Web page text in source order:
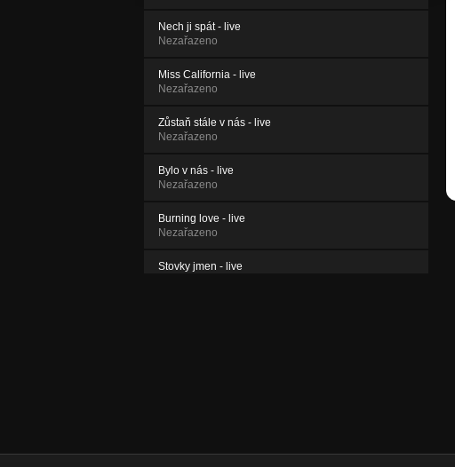
Nech ji spát - live
Nezařazeno
Miss California - live
Nezařazeno
Zůstaň stále v nás - live
Nezařazeno
Bylo v nás - live
Nezařazeno
Burning love - live
Nezařazeno
Stovky jmen - live